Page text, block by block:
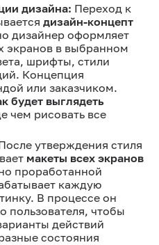
дизайна: Переход к
дизайн-концепт
дизайнер оформляет
экранов в выбранном
шрифты, стили
Концепция
или заказчиком.
будет выглядеть
чем рисовать все
утверждения стиля
макеты всех экранов
проработанной
каждую
В процессе он
пользователя, чтобы
действий
состояния